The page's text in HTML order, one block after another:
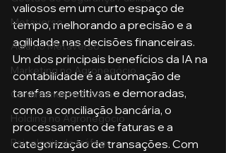
Metaverso
Aula no Metaverso
Marketing no Agronegócio
Confinamento Bovino
Holding no Agronegócio
Psicologia de tráfego
valiosos em um curto espaço de
tempo, melhorando a precisão e a
agilidade nas decisões financeiras.
Um dos principais benefícios da IA na
contabilidade é a automação de
tarefas repetitivas e demoradas,
como a conciliação bancária, o
processamento de faturas e a
categorização de transações. Com